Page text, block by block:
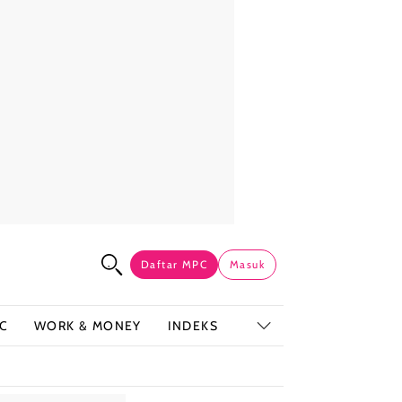
Daftar MPC Masuk
WORK & MONEY INDEKS